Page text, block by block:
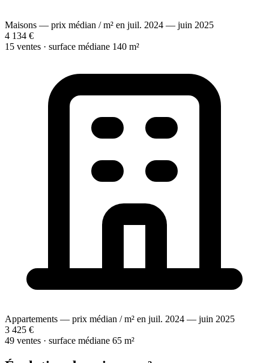
Maisons — prix médian / m² en juil. 2024 — juin 2025
4 134 €
15 ventes · surface médiane 140 m²
Appartements — prix médian / m² en juil. 2024 — juin 2025
3 425 €
49 ventes · surface médiane 65 m²